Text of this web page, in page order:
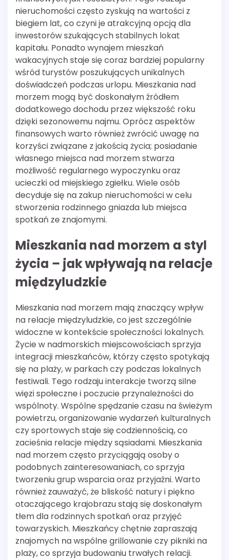
nieruchomości często zyskują na wartości z
biegiem lat, co czyni je atrakcyjną opcją dla
inwestorów szukających stabilnych lokat
kapitału. Ponadto wynajem mieszkań
wakacyjnych staje się coraz bardziej popularny
wśród turystów poszukujących unikalnych
doświadczeń podczas urlopu. Mieszkania nad
morzem mogą być doskonałym źródłem
dodatkowego dochodu przez większość roku
dzięki sezonowemu najmu. Oprócz aspektów
finansowych warto również zwrócić uwagę na
korzyści związane z jakością życia; posiadanie
własnego miejsca nad morzem stwarza
możliwość regularnego wypoczynku oraz
ucieczki od miejskiego zgiełku. Wiele osób
decyduje się na zakup nieruchomości w celu
stworzenia rodzinnego gniazda lub miejsca
spotkań ze znajomymi.
Mieszkania nad morzem a styl
życia – jak wpływają na relacje
międzyludzkie
Mieszkania nad morzem mają znaczący wpływ
na relacje międzyludzkie, co jest szczególnie
widoczne w kontekście społeczności lokalnych.
Życie w nadmorskich miejscowościach sprzyja
integracji mieszkańców, którzy często spotykają
się na plaży, w parkach czy podczas lokalnych
festiwali. Tego rodzaju interakcje tworzą silne
więzi społeczne i poczucie przynależności do
wspólnoty. Wspólne spędzanie czasu na świeżym
powietrzu, organizowanie wydarzeń kulturalnych
czy sportowych staje się codziennością, co
zacieśnia relacje między sąsiadami. Mieszkania
nad morzem często przyciągają osoby o
podobnych zainteresowaniach, co sprzyja
tworzeniu grup wsparcia oraz przyjaźni. Warto
również zauważyć, że bliskość natury i piękno
otaczającego krajobrazu stają się doskonałym
tłem dla rodzinnych spotkań oraz przyjęć
towarzyskich. Mieszkańcy chętnie zapraszają
znajomych na wspólne grillowanie czy pikniki na
plaży, co sprzyja budowaniu trwałych relacji.